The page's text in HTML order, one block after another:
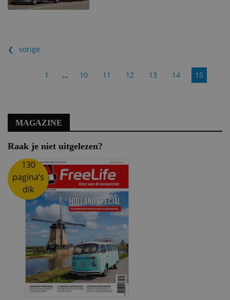
vorige
1 ... 10 11 12 13 14 15
MAGAZINE
Raak je niet uitgelezen?
130
pagina’s
dik